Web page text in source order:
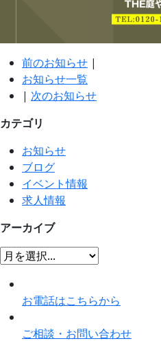
前のお知らせ |
お知らせ一覧
| 次のお知らせ
カテゴリ
お知らせ
ブログ
イベント情報
求人情報
アーカイブ
お電話はこちらから
ご相談・お問い合わせ